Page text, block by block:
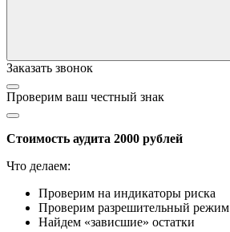
Заказать звонок
Проверим ваш честный знак
Стоимость аудита 2000 рублей
Что делаем:
Проверим на индикаторы риска
Проверим разрешительный режим
Найдем «зависшие» остатки